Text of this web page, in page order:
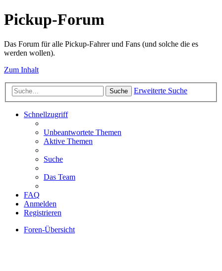
Pickup-Forum
Das Forum für alle Pickup-Fahrer und Fans (und solche die es
werden wollen).
Zum Inhalt
Suche Erweiterte Suche
Schnellzugriff
Unbeantwortete Themen
Aktive Themen
Suche
Das Team
FAQ
Anmelden
Registrieren
Foren-Übersicht